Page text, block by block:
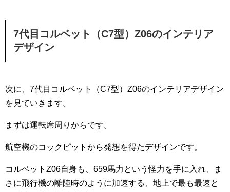
7代目コルベット（C7型）Z06のインテリア
デザイン
次に、7代目コルベット（C7型）Z06のインテリアデザイン
を見ていきます。
まずは運転席周りからです。
航空機のコックピットから発想を得たデザインです。
コルベットZ06自身も、659馬力という怪力を手に入れ、ま
さに飛行機の離陸時のように加速する、地上で最も最速と